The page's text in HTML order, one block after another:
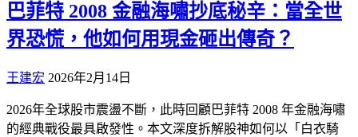
巴菲特 2008 金融海嘯抄底秘辛：當全世
界恐慌，他如何用現金砸出傳奇？
王建宏 2026年2月14日
2026年全球股市震盪不斷，此時回顧巴菲特 2008 年金融海嘯
的經典戰役最具啟發性。本文深度拆解股神如何以「白衣騎